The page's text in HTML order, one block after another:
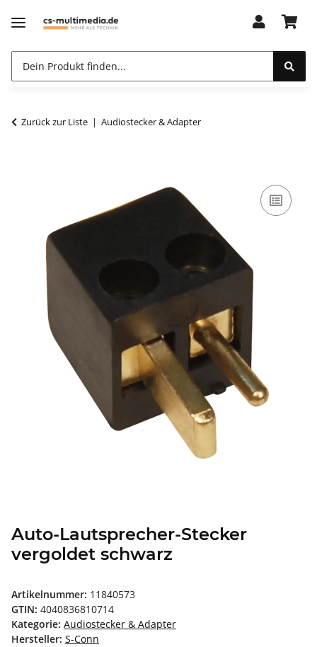
Zurück zur Liste Audiostecker & Adapter
Auto-Lautsprecher-Stecker
vergoldet schwarz
Artikelnummer: 11840573
GTIN: 4040836810714
Kategorie: Audiostecker & Adapter
Hersteller: S-Conn